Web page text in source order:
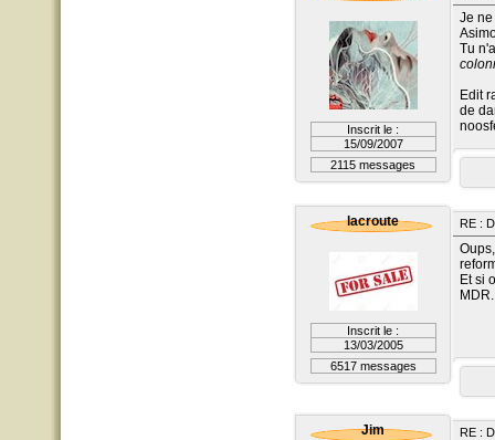
Inscrit le :
15/09/2007
2115 messages
Je
Tu
Edit
de
lacroute
Inscrit le :
13/03/2005
6517 messages
RE :
Et si
Jim RE :